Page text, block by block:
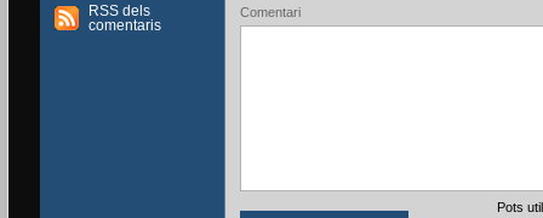
RSS dels
comentaris
Comentari
Pots